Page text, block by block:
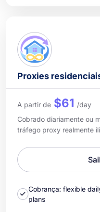
Proxies
A partir de $61 /day
Cobrado diariamente ou
tráfego proxy realmente
Cobrança: flexible
plans